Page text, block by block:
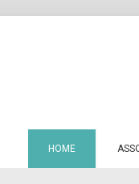
HOME